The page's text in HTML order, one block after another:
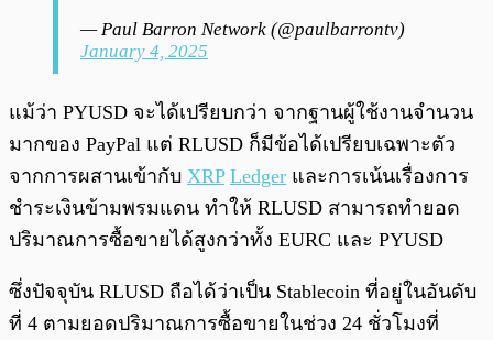
— Paul Barron Network (@paulbarrontv)
January 4, 2025
แม้ว่า PYUSD จะได้เปรียบกว่า จากฐานผู้ใช้งานจำนวน
มากของ PayPal แต่ RLUSD ก็มีข้อได้เปรียบเฉพาะตัว
จากการผสานเข้ากับ XRP Ledger และการเน้นเรื่องการ
ชำระเงินข้ามพรมแดน ทำให้ RLUSD สามารถทำยอด
ปริมาณการซื้อขายได้สูงกว่าทั้ง EURC และ PYUSD
ซึ่งปัจจุบัน RLUSD ถือได้ว่าเป็น Stablecoin ที่อยู่ในอันดับ
ที่ 4 ตามยอดปริมาณการซื้อขายในช่วง 24 ชั่วโมงที่